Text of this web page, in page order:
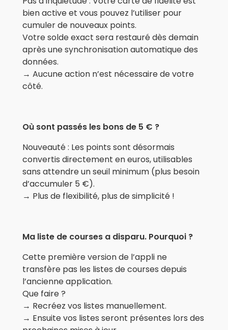
bien active et vous pouvez l’utiliser pour
cumuler de nouveaux points.
Votre solde exact sera restauré dès demain
après une synchronisation automatique des
données.
→ Aucune action n’est nécessaire de votre
côté.
Où sont passés les bons de 5 € ?
Nouveauté : Les points sont désormais
convertis directement en euros, utilisables
sans attendre un seuil minimum (plus besoin
d’accumuler 5 €).
→ Plus de flexibilité, plus de simplicité !
Ma liste de courses a disparu. Pourquoi ?
Cette première version de l’appli ne
transfère pas les listes de courses depuis
l’ancienne application.
Que faire ?
→ Recréez vos listes manuellement.
→ Ensuite vos listes seront présentes lors des